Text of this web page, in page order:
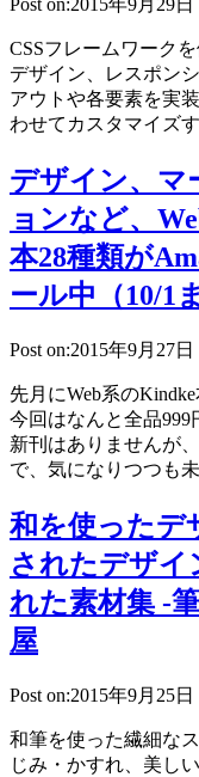
Post on:2015年9月29日
CSSフレームワーク
デザイン、レスポン
アウトや各要素を実
わせてカスタマイズ
デザイン、マ
ョンなど、
本28種類が
ール中（10/1
Post on:2015年9月27日
先月にWeb系の
今回はなんと全品
新刊はありませんが
で、気になりつつも
和を使ったデ
されたデザ
れた素材集 -
屋
Post on:2015年9月25日
和筆を使った繊細な
じみ・かすれ、美し